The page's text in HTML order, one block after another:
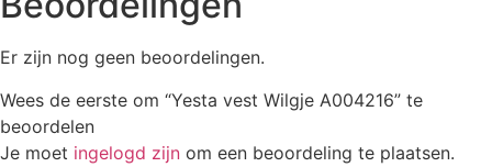
Er zijn nog geen beoordelingen.
Wees de eerste om “Yesta vest Wilgje A004216” te
beoordelen
Je moet ingelogd zijn om een beoordeling te plaatsen.